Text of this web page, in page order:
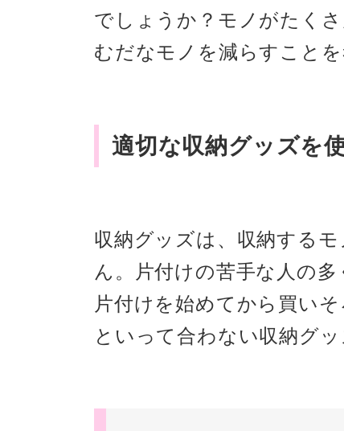
でしょうか？モノがたく
むだなモノを減らすことを
適切な収納グッズを
収納グッズは、収納する
ん。片付けの苦手な人の
片付けを始めてから買い
といって合わない収納グ